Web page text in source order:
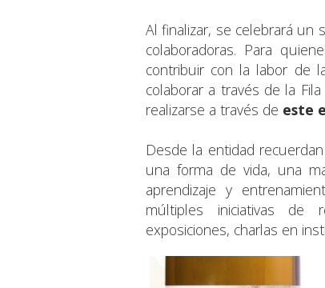
Al finalizar, se celebrará un
colaboradoras. Para
contribuir con la labor de
colaborar a través de la
realizarse a través de este
Desde la entidad
una forma de vida, una
aprendizaje y
múltiples iniciativas de
exposiciones, charlas en